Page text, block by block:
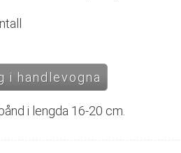
i lengda 16-20 cm.